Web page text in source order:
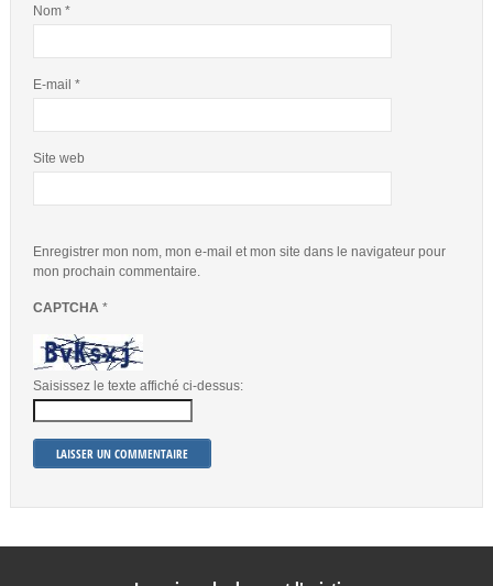
Nom *
E-mail *
Site web
Enregistrer mon nom, mon e-mail et mon site dans le navigateur pour
mon prochain commentaire.
CAPTCHA *
Saisissez le texte affiché ci-dessus: